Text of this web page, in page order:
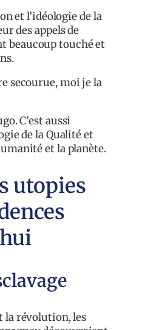
et l’idéologie de la
des appels de
beaucoup touché et
secourue, moi je la
C’est aussi
de la Qualité et
et la planète.
la révolution, les